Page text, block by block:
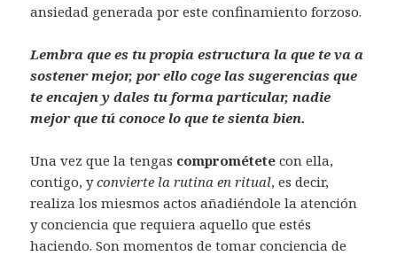
ansiedad generada por este confinamiento forzoso.
Lembra que es tu propia estructura la que te va a
sostener mejor, por ello coge las sugerencias que
te encajen y dales tu forma particular, nadie
mejor que tú conoce lo que te sienta bien.
Una vez que la tengas comprométete con ella,
contigo, yconvierte la rutina en ritual, es decir,
realiza los miesmos actos añadiéndole la atención
y conciencia que requiera aquello que estés
haciendo. Son momentos de tomar conciencia de